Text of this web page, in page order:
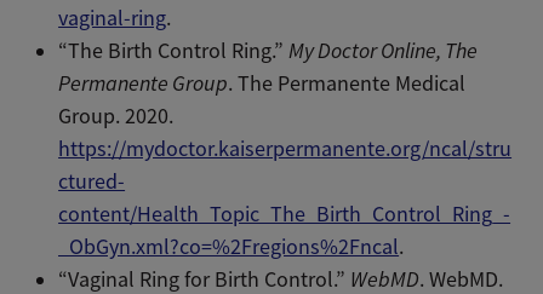
vaginal-ring.
“The Birth Control Ring.”My Doctor Online, The
Permanente Group. The Permanente Medical
Group. 2020.
https://mydoctor.kaiserpermanente.org/ncal/stru
ctured-
content/Health_Topic_The_Birth_Control_Ring_-
_ObGyn.xml?co=%2Fregions%2Fncal.
“Vaginal Ring for Birth Control.” WebMD. WebMD.